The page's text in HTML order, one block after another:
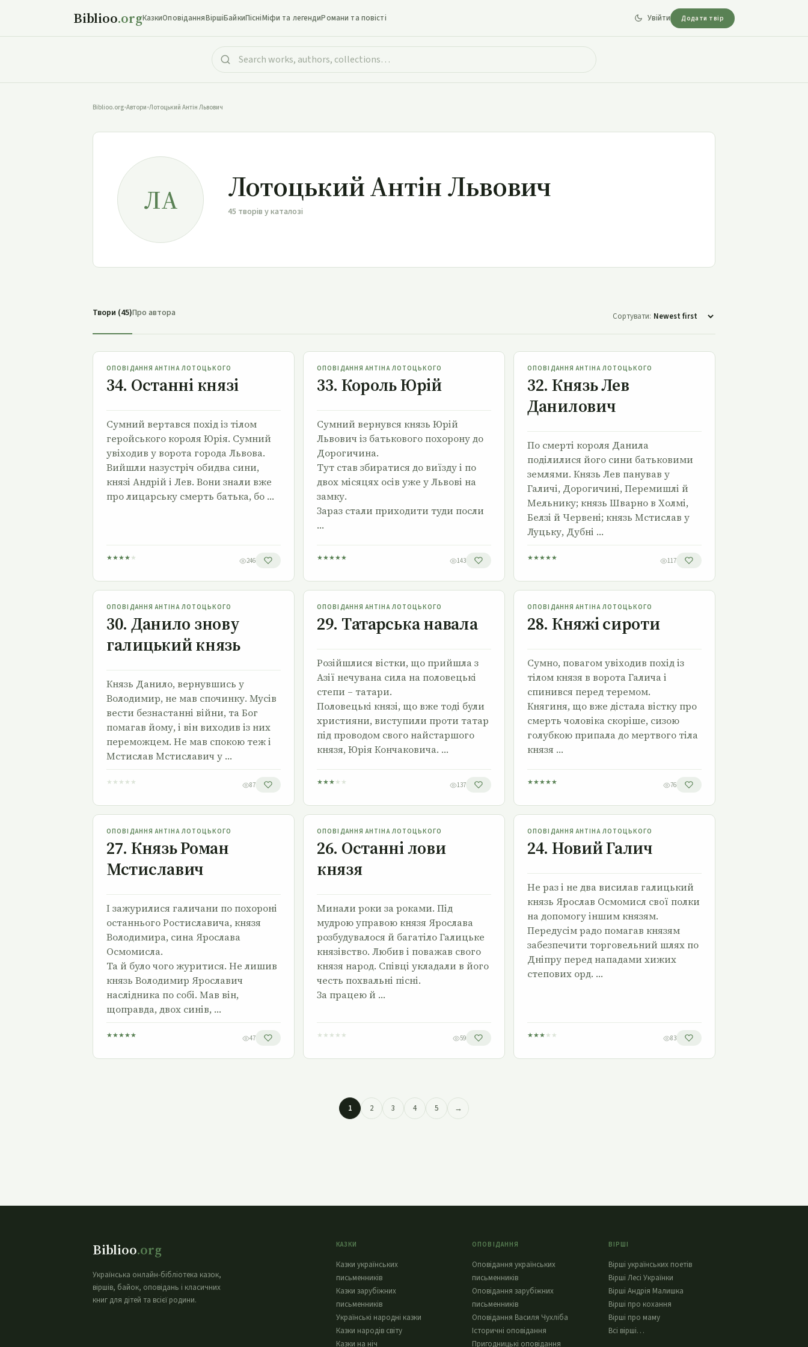
Biblioo.orgКазкиОповіданняВіршіБайкиПісніМіфи та легендиРомани та повісті Увійти Додати твір
Biblioo.org•Автори•Лотоцький Антін Львович
ЛА Лотоцький Антін Львович
45 творів у каталозі
Твори (45)Про автора Сортувати:
34. Останні князі
ОПОВІДАННЯ АНТІНА ЛОТОЦЬКОГО
34. Останні князі
Сумний вертався похід із тілом
геройського короля Юрія. Сумний
увіходив у ворота города Львова.
Вийшли назустріч обидва сини,
князі Андрій і Лев. Вони знали вже
про лицарську смерть батька, бо …
★★★★ ★ 246
33. Король Юрій
ОПОВІДАННЯ АНТІНА ЛОТОЦЬКОГО
33. Король Юрій
Сумний вернувся князь Юрій
Львович із батькового похорону до
Дорогичина.
Тут став збиратися до виїзду і по
двох місяцях осів уже у Львові на
замку.
Зараз стали приходити туди посли
…
★★★★★ 143
32. Князь Лев Данилович
ОПОВІДАННЯ АНТІНА ЛОТОЦЬКОГО
32. Князь Лев
Данилович
По смерті короля Данила
поділилися його сини батьковими
землями. Князь Лев панував у
Галичі, Дорогичині, Перемишлі й
Мельнику; князь Шварно в Холмі,
Белзі й Червені; князь Мстислав у
Луцьку, Дубні …
★★★★★ 117
30. Данило знову галицький князь
ОПОВІДАННЯ АНТІНА ЛОТОЦЬКОГО
30. Данило знову
галицький князь
Князь Данило, вернувшись у
Володимир, не мав спочинку. Мусів
вести безнастанні війни, та Бог
помагав йому, і він виходив із них
переможцем. Не мав спокою теж і
Мстислав Мстиславич у …
★ ★ ★ ★ ★ 87
29. Tатарська навала
ОПОВІДАННЯ АНТІНА ЛОТОЦЬКОГО
29. Tатарська навала
Розійшлися вістки, що прийшла з
Азії нечувана сила на половецькі
степи – татари.
Половецькі князі, що вже тоді були
християни, виступили проти татар
під проводом свого найстаршого
князя, Юрія Кончаковича. …
★★★ ★ ★ 137
28. Княжі сироти
ОПОВІДАННЯ АНТІНА ЛОТОЦЬКОГО
28. Княжі сироти
Сумно, повагом увіходив похід із
тілом князя в ворота Галича і
спинився перед теремом.
Княгиня, що вже дістала вістку про
смерть чоловіка скоріше, сизою
голубкою припала до мертвого тіла
князя …
★★★★★ 76
27. Князь Роман Мстиславич
ОПОВІДАННЯ АНТІНА ЛОТОЦЬКОГО
27. Князь Роман
Мстиславич
І зажурилися галичани по похороні
останнього Ростиславича, князя
Володимира, сина Ярослава
Осмомисла.
Та й було чого журитися. Не лишив
князь Володимир Ярославич
наслідника по собі. Мав він,
щоправда, двох синів, …
★★★★★ 47
26. Останні лови князя
ОПОВІДАННЯ АНТІНА ЛОТОЦЬКОГО
26. Останні лови
князя
Минали роки за роками. Під
мудрою управою князя Ярослава
розбудувалося й багатіло Галицьке
князівство. Любив і поважав свого
князя народ. Співці укладали в його
честь похвальні пісні.
За працею й …
★ ★ ★ ★ ★ 59
24. Новий Галич
ОПОВІДАННЯ АНТІНА ЛОТОЦЬКОГО
24. Новий Галич
Не раз і не два висилав галицький
князь Ярослав Осмомисл свої полки
на допомогу іншим князям.
Передусім радо помагав князям
забезпечити торговельний шлях по
Дніпру перед нападами хижих
степових орд. …
★★★ ★ ★ 83
1 2 3 4 5 →
Biblioo.org
Українська онлайн-бібліотека казок,
віршів, байок, оповідань і класичних
книг для дітей та всієї родини.
КАЗКИ
Казки українських
письменників
Казки зарубіжних
письменників
Українські народні казки
Казки народів світу
Казки на ніч
ОПОВІДАННЯ
Оповідання українських
письменників
Оповідання зарубіжних
письменників
Оповідання Василя Чухліба
Історичні оповідання
Пригодницькі оповідання
ВІРШІ
Вірші українських поетів
Вірші Лесі Українки
Вірші Андрія Малишка
Вірші про кохання
Вірші про маму
Всі вірші…